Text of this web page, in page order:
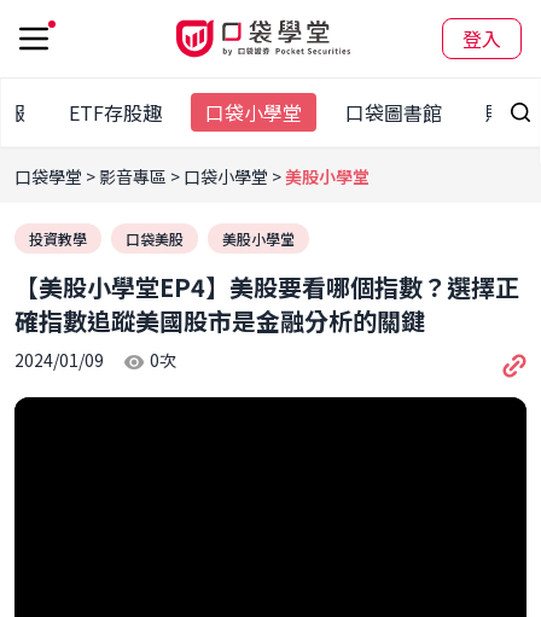
登入
報 ETF存股趣 口袋小學堂 口袋圖書館 財經
口袋學堂 影音專區 口袋小學堂 美股小學堂
投資教學 口袋美股 美股小學堂
【美股小學堂EP4】美股要看哪個指數？選擇正
確指數追蹤美國股市是金融分析的關鍵
2024/01/09 0次